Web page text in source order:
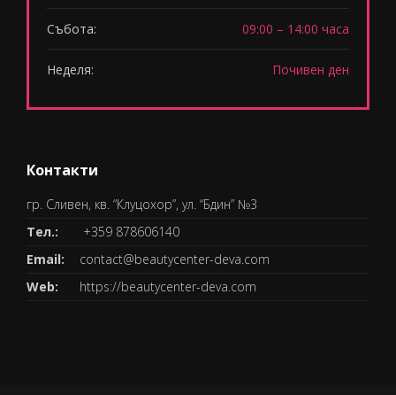
Събота: 09:00 – 14:00 часа
Неделя: Почивен ден
Контакти
гр. Сливен, кв. “Клуцохор”, ул. “Бдин” №3
Тел.:
+359 878606140
Email:
contact@beautycenter-deva.com
Web:
https://beautycenter-deva.com